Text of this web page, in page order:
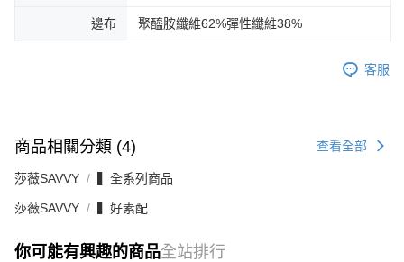
邊布 聚醯胺纖維62%彈性纖維38%
客服
商品相關分類 (4) 查看全部
莎薇SAVVY ▍全系列商品
莎薇SAVVY ▍好素配
你可能有興趣的商品全站排行